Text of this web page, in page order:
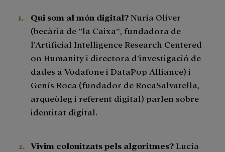
Qui som al món digital?Nuria Oliver
(becària de ”la Caixa”, fundadora de
l’Artificial Intelligence Research Centered
on Humanity i directora d’investigació de
dades a Vodafone i DataPop Alliance) i
Genís Roca (fundador de RocaSalvatella,
arqueòleg i referent digital) parlen sobre
identitat digital.
Vivim colonitzats pels algoritmes?Lucía